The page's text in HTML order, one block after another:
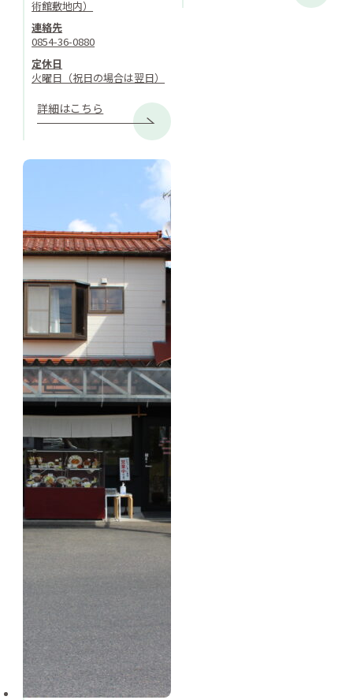
術館敷地内）
連絡先
0854-36-0880
定休日
火曜日（祝日の場合は翌日）
詳細はこちら